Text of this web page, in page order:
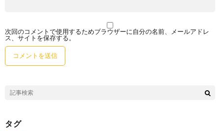
次回のコメントで使用するためブラウザーに自分の名前、メールアドレ
ス、サイトを保存する。
タグ